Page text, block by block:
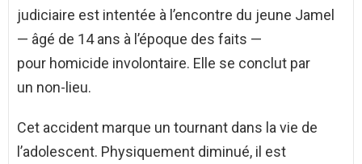
judiciaire est intentée à l’encontre du jeune Jamel
— âgé de 14 ans à l’époque des faits —
pour homicide involontaire. Elle se conclut par
un non-lieu.
Cet accident marque un tournant dans la vie de
l’adolescent. Physiquement diminué, il est